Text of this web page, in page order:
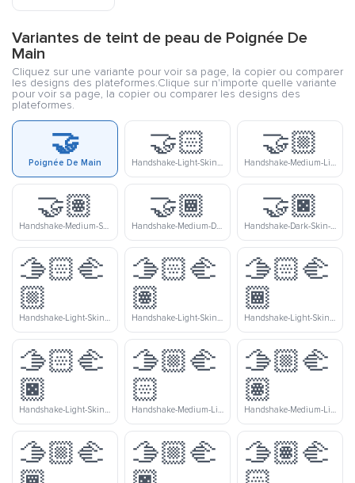
Variantes de teint de peau de Poignée De
Main
Cliquez sur une variante pour voir sa page, la copier ou comparer
les designs des plateformes.Clique sur n'importe quelle variante
pour voir sa page, la copier ou comparer les designs des
plateformes.
🤝
Poignée De Main
🤝🏻
Handshake-Light-Skin-Tone
🤝🏼
Handshake-Medium-Light-Skin-Tone
🤝🏽
Handshake-Medium-Skin-Tone
🤝🏾
Handshake-Medium-Dark-Skin-Tone
🤝🏿
Handshake-Dark-Skin-Tone
🫱🏻‍🫲
🏼
Handshake-Light-Skin-Tone-Medium-Light-Skin-Tone
🫱🏻‍🫲
🏽
Handshake-Light-Skin-Tone-Medium-Skin-Tone
🫱🏻‍🫲
🏾
Handshake-Light-Skin-Tone-Medium-Dark-Skin-Tone
🫱🏻‍🫲
🏿
Handshake-Light-Skin-Tone-Dark-Skin-Tone
🫱🏼‍🫲
🏻
Handshake-Medium-Light-Skin-Tone-Light-Skin-Tone
🫱🏼‍🫲
🏽
Handshake-Medium-Light-Skin-Tone-Medium-Skin-Tone
🫱🏼‍🫲
🫱🏼‍🫲
🫱🏽‍🫲